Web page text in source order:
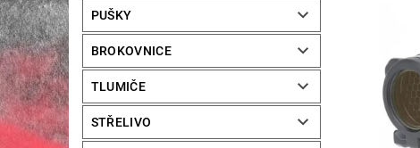
PUŠKY
BROKOVNICE
TLUMIČE
STŘELIVO